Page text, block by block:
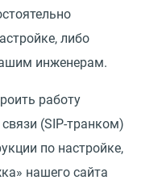
либо
инженерам.
работу
(SIP-транком)
по настройке,
нашего сайта